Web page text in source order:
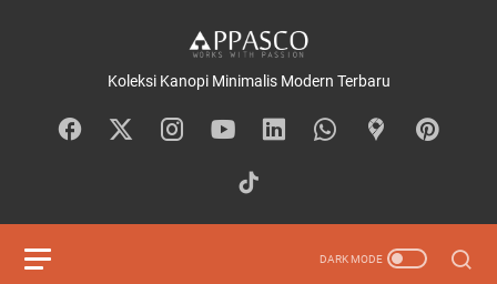
Koleksi Kanopi Minimalis Modern Terbaru